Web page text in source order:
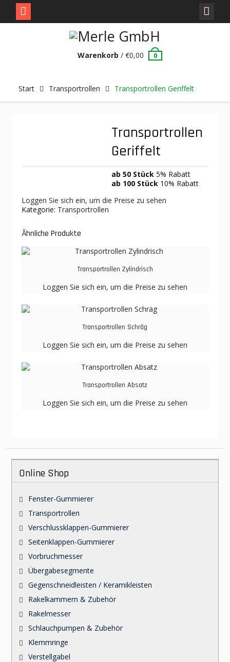
Warenkorb / €0,00 0
Start Transportrollen Transportrollen Geriffelt
Transportrollen
Geriffelt
ab 50 Stück5% Rabatt
ab 100 Stück10% Rabatt
Loggen Sie sich ein, um die Preise zu sehen
Kategorie: Transportrollen
Ähnliche Produkte
Transportrollen Zylindrisch
Loggen Sie sich ein, um die Preise zu sehen
Transportrollen Schräg
Loggen Sie sich ein, um die Preise zu sehen
Transportrollen Absatz
Loggen Sie sich ein, um die Preise zu sehen
Online Shop
Fenster-Gummierer
Transportrollen
Verschlussklappen-Gummierer
Seitenklappen-Gummierer
Vorbruchmesser
Übergabesegmente
Gegenschneidleisten / Keramikleisten
Rakelkammern & Zubehör
Rakelmesser
Schlauchpumpen & Zubehör
Klemmringe
Verstellgabel